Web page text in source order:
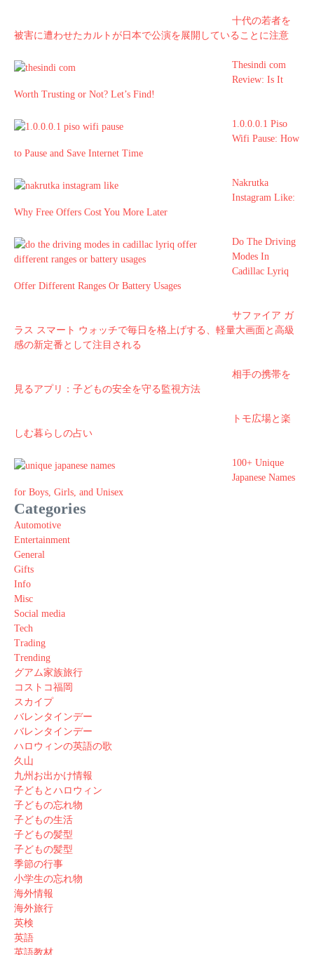
十代の若者を
被害に遭わせたカルトが日本で公演を展開していることに注意
Thesindi com
Review: Is It
Worth Trusting or Not? Let’s Find!
1.0.0.0.1 Piso
Wifi Pause: How
to Pause and Save Internet Time
Nakrutka
Instagram Like:
Why Free Offers Cost You More Later
Do The Driving
Modes In
Cadillac Lyriq
Offer Different Ranges Or Battery Usages
サファイア ガ
ラス スマート ウォッチで毎日を格上げする、軽量大画面と高級
感の新定番として注目される
相手の携帯を
見るアプリ：子どもの安全を守る監視方法
トモ広場と楽
しむ暮らしの占い
100+ Unique
Japanese Names
for Boys, Girls, and Unisex
Categories
Automotive
Entertainment
General
Gifts
Info
Misc
Social media
Tech
Trading
Trending
グアム家族旅行
コストコ福岡
スカイプ
バレンタインデー
バレンタインデー
ハロウィンの英語の歌
久山
九州お出かけ情報
子どもとハロウィン
子どもの忘れ物
子どもの生活
子どもの髪型
子どもの髪型
季節の行事
小学生の忘れ物
海外情報
海外旅行
英検
英語
英語教材